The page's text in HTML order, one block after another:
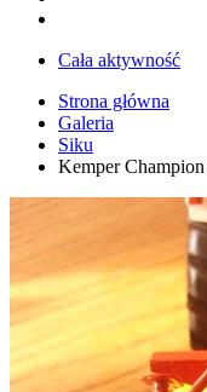
Cała aktywność
Strona główna
Galeria
Siku
Kemper